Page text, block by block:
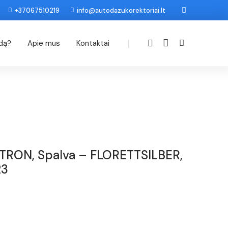
+37067510219 info@autodazukorektoriai.lt
Apie mus Kontaktai |
Spalva – FLORETTSILBER,